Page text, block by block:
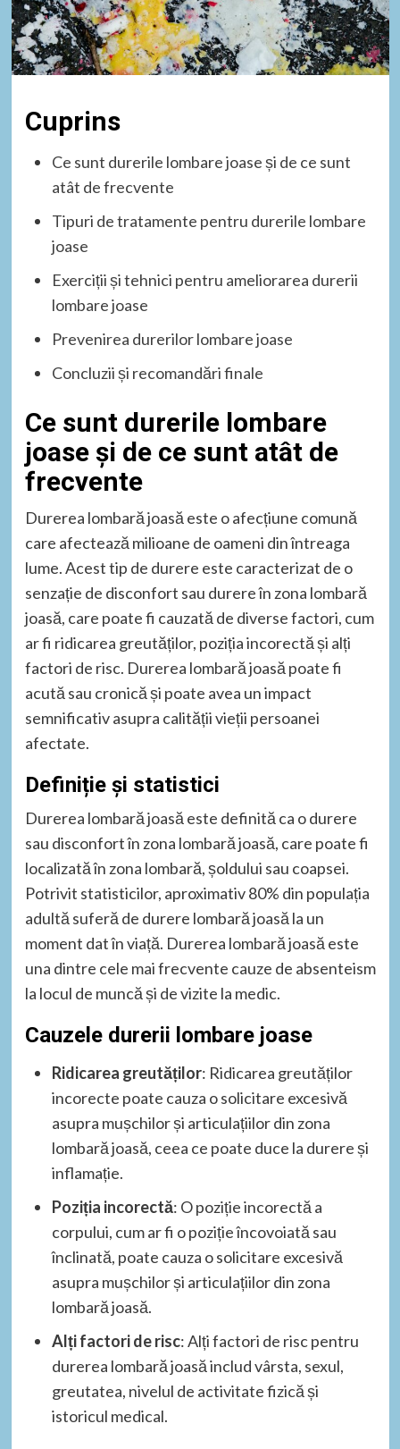
Cuprins
Ce sunt durerile lombare joase și de ce sunt
atât de frecvente
Tipuri de tratamente pentru durerile lombare
joase
Exerciții și tehnici pentru ameliorarea durerii
lombare joase
Prevenirea durerilor lombare joase
Concluzii și recomandări finale
Ce sunt durerile lombare
joase și de ce sunt atât de
frecvente
Durerea lombară joasă este o afecțiune comună
care afectează milioane de oameni din întreaga
lume. Acest tip de durere este caracterizat de o
senzație de disconfort sau durere în zona lombară
joasă, care poate fi cauzată de diverse factori, cum
ar fi ridicarea greutăților, poziția incorectă și alți
factori de risc. Durerea lombară joasă poate fi
acută sau cronică și poate avea un impact
semnificativ asupra calității vieții persoanei
afectate.
Definiție și statistici
Durerea lombară joasă este definită ca o durere
sau disconfort în zona lombară joasă, care poate fi
localizată în zona lombară, șoldului sau coapsei.
Potrivit statisticilor, aproximativ 80% din populația
adultă suferă de durere lombară joasă la un
moment dat în viață. Durerea lombară joasă este
una dintre cele mai frecvente cauze de absenteism
la locul de muncă și de vizite la medic.
Cauzele durerii lombare joase
Ridicarea greutăților: Ridicarea greutăților
incorecte poate cauza o solicitare excesivă
asupra mușchilor și articulațiilor din zona
lombară joasă, ceea ce poate duce la durere și
inflamație.
Poziția incorectă: O poziție incorectă a
corpului, cum ar fi o poziție încovoiată sau
înclinată, poate cauza o solicitare excesivă
asupra mușchilor și articulațiilor din zona
lombară joasă.
Alți factori de risc: Alți factori de risc pentru
durerea lombară joasă includ vârsta, sexul,
greutatea, nivelul de activitate fizică și
istoricul medical.